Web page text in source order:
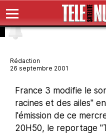
Rédaction
26 septembre 2001
France 3 modifie le
racines et des ailes"
l'émission de ce
20H50, le reportage